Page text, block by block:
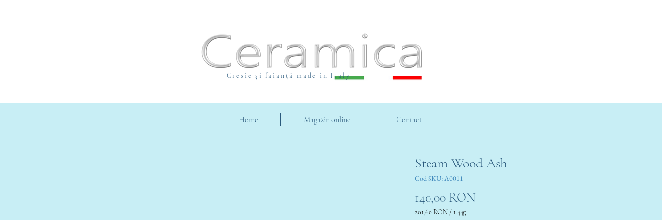
Home Magazin online Contact
Gresie și faianță made in Italy
Steam Wood Ash
Cod SKU: A0011
140,00 RON
201,60 RON / 1.44g